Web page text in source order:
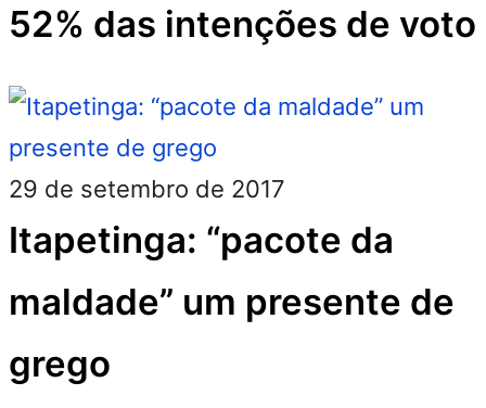
52% das intenções de voto
29 de setembro de 2017
Itapetinga: “pacote da
maldade” um presente de
grego